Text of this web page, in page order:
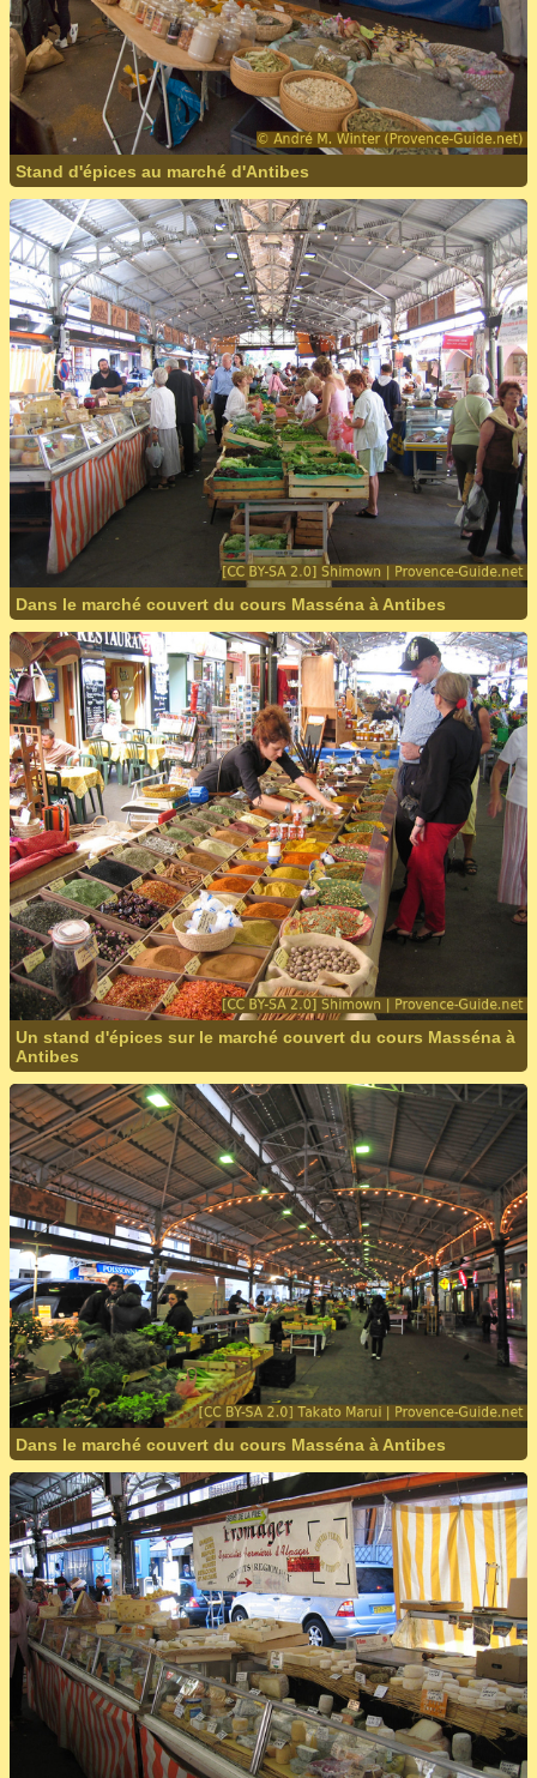
Stand d'épices au marché d'Antibes
Dans le marché couvert du cours Masséna à Antibes
Un stand d'épices sur le marché couvert du cours Masséna à
Antibes
Dans le marché couvert du cours Masséna à Antibes